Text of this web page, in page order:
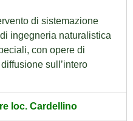
di sistemazione
ingegneria naturalistica
con opere di
sull’intero
loc. Cardellino